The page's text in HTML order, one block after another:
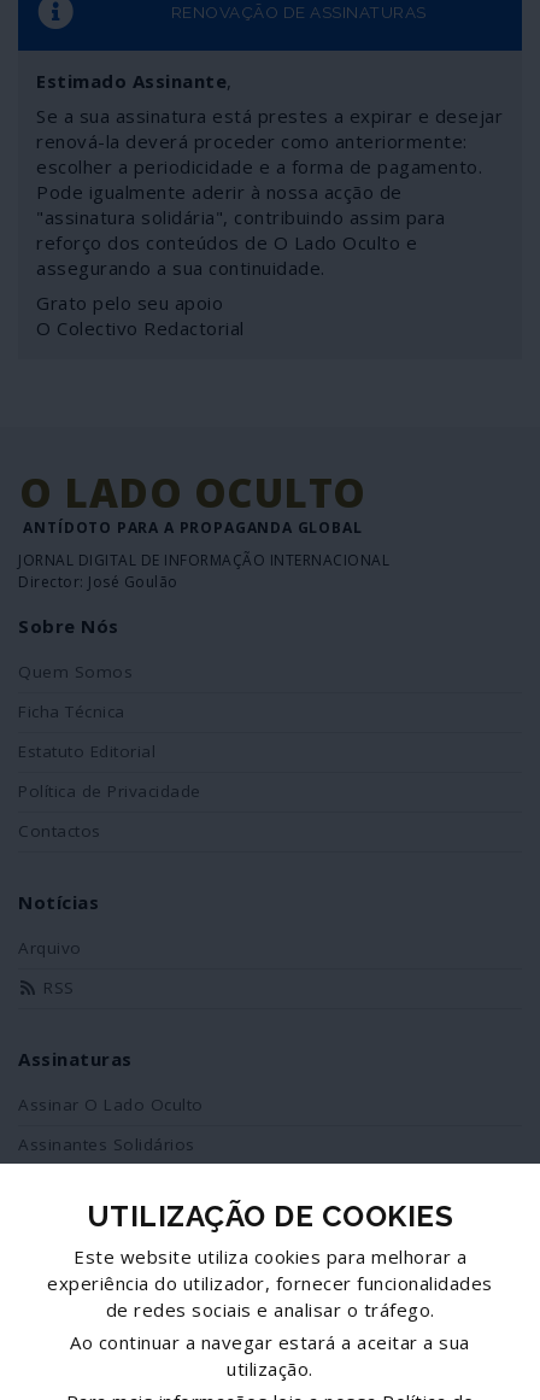
RENOVAÇÃO DE ASSINATURAS
Estimado Assinante,
Se a sua assinatura está prestes a expirar e desejar
renová-la deverá proceder como anteriormente:
escolher a periodicidade e a forma de pagamento.
Pode igualmente aderir à nossa acção de
"assinatura solidária", contribuindo assim para
reforço dos conteúdos de O Lado Oculto e
assegurando a sua continuidade.
Grato pelo seu apoio
O Colectivo Redactorial
O LADO OCULTO
ANTÍDOTO PARA A PROPAGANDA GLOBAL
JORNAL DIGITAL DE INFORMAÇÃO INTERNACIONAL
Director: José Goulão
Sobre Nós
Quem Somos
Ficha Técnica
Estatuto Editorial
Política de Privacidade
Contactos
Notícias
Arquivo
RSS
Assinaturas
Assinar O Lado Oculto
Assinantes Solidários
Redes Sociais
Siga-nos no facebook
UTILIZAÇÃO DE COOKIES
Este website utiliza cookies para melhorar a
experiência do utilizador, fornecer funcionalidades
de redes sociais e analisar o tráfego.
Ao continuar a navegar estará a aceitar a sua
utilização.